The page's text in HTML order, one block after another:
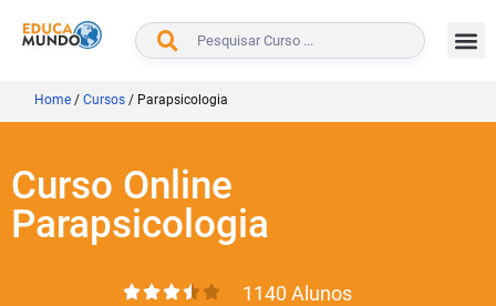
BUSCAR
Home / Cursos / Parapsicologia
Curso Online
Parapsicologia
1140 Alunos